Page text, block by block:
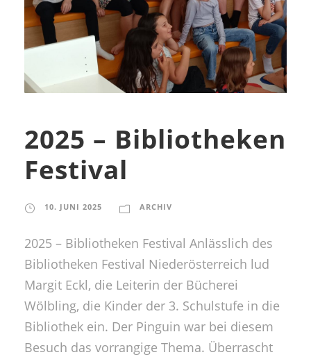
2025 – Bibliotheken
Festival
10. JUNI 2025 ARCHIV
2025 – Bibliotheken Festival Anlässlich des
Bibliotheken Festival Niederösterreich lud
Margit Eckl, die Leiterin der Bücherei
Wölbling, die Kinder der 3. Schulstufe in die
Bibliothek ein. Der Pinguin war bei diesem
Besuch das vorrangige Thema. Überrascht